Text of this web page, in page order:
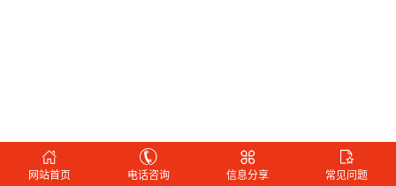
网站首页 电话咨询 信息分享 常见问题